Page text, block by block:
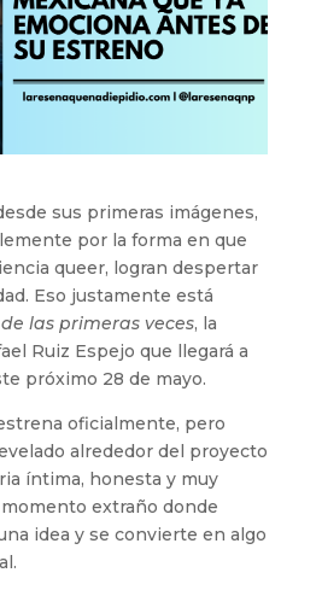
sus primeras imágenes,
por la forma en que
queer, logran despertar
Eso justamente está
las primeras veces, la
Ruiz Espejo que llegará a
próximo 28 de mayo.
oficialmente, pero
alrededor del proyecto
íntima, honesta y muy
extraño donde
idea y se convierte en algo